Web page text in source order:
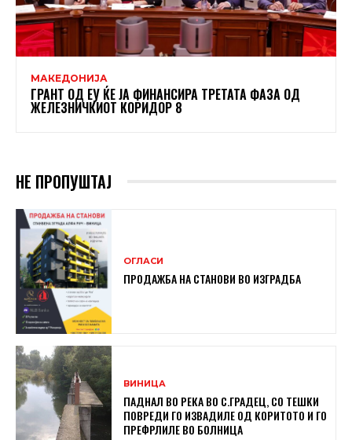
МАКЕДОНИЈА
ГРАНТ ОД ЕУ ЌЕ ЈА ФИНАНСИРА ТРЕТАТА ФАЗА ОД
ЖЕЛЕЗНИЧКИОТ КОРИДОР 8
НЕ ПРОПУШТАЈ
ОГЛАСИ
ПРОДАЖБА НА СТАНОВИ ВО ИЗГРАДБА
ВИНИЦА
ПАДНАЛ ВО РЕКА ВО С.ГРАДЕЦ, СО ТЕШКИ
ПОВРЕДИ ГО ИЗВАДИЛЕ ОД КОРИТОТО И ГО
ПРЕФРЛИЛЕ ВО БОЛНИЦА